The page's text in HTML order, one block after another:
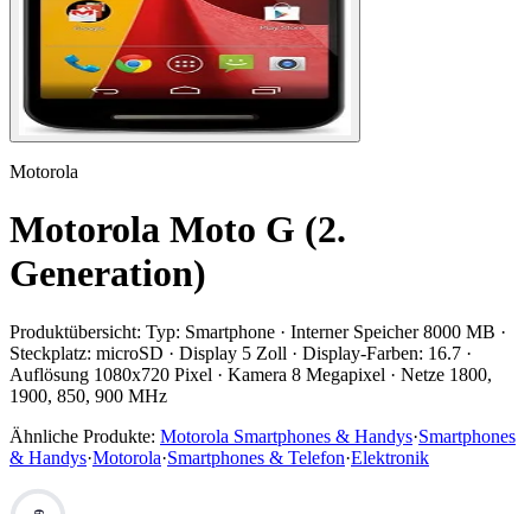
Motorola
Motorola Moto G (2.
Generation)
Produktübersicht: Typ: Smartphone · Interner Speicher 8000 MB ·
Steckplatz: microSD · Display 5 Zoll · Display-Farben: 16.7 ·
Auflösung 1080x720 Pixel · Kamera 8 Megapixel · Netze 1800,
1900, 850, 900 MHz
Ähnliche Produkte: Motorola Smartphones & Handys·Smartphones
& Handys·Motorola·Smartphones & Telefon·Elektronik